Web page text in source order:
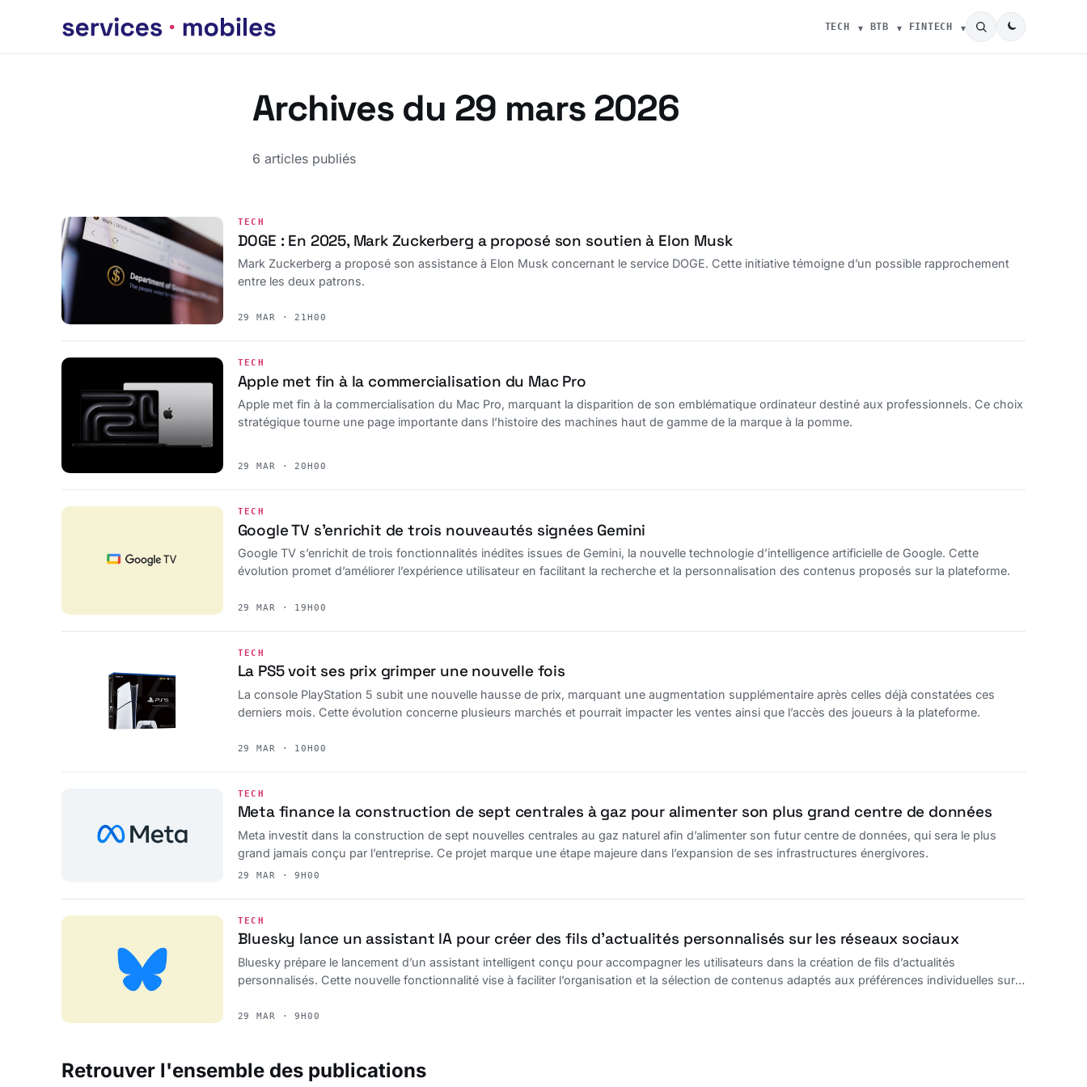
TECH BTB FINTECH
Archives du 29 mars 2026
6 articles publiés
TECH
DOGE : En 2025, Mark Zuckerberg a proposé son soutien à Elon Musk
Mark Zuckerberg a proposé son assistance à Elon Musk concernant le service DOGE. Cette initiative témoigne d’un possible rapprochement
entre les deux patrons.
29 MAR · 21H00
TECH
Apple met fin à la commercialisation du Mac Pro
Apple met fin à la commercialisation du Mac Pro, marquant la disparition de son emblématique ordinateur destiné aux professionnels. Ce choix
stratégique tourne une page importante dans l’histoire des machines haut de gamme de la marque à la pomme.
29 MAR · 20H00
TECH
Google TV s’enrichit de trois nouveautés signées Gemini
Google TV s’enrichit de trois fonctionnalités inédites issues de Gemini, la nouvelle technologie d’intelligence artificielle de Google. Cette
évolution promet d’améliorer l’expérience utilisateur en facilitant la recherche et la personnalisation des contenus proposés sur la plateforme.
29 MAR · 19H00
TECH
La PS5 voit ses prix grimper une nouvelle fois
La console PlayStation 5 subit une nouvelle hausse de prix, marquant une augmentation supplémentaire après celles déjà constatées ces
derniers mois. Cette évolution concerne plusieurs marchés et pourrait impacter les ventes ainsi que l’accès des joueurs à la plateforme.
29 MAR · 10H00
TECH
Meta finance la construction de sept centrales à gaz pour alimenter son plus grand centre de données
Meta investit dans la construction de sept nouvelles centrales au gaz naturel afin d’alimenter son futur centre de données, qui sera le plus
grand jamais conçu par l’entreprise. Ce projet marque une étape majeure dans l’expansion de ses infrastructures énergivores.
29 MAR · 9H00
TECH
Bluesky lance un assistant IA pour créer des fils d’actualités personnalisés sur les réseaux sociaux
Bluesky prépare le lancement d’un assistant intelligent conçu pour accompagner les utilisateurs dans la création de fils d’actualités
personnalisés. Cette nouvelle fonctionnalité vise à faciliter l’organisation et la sélection de contenus adaptés aux préférences individuelles sur
29 MAR · 9H00
Retrouver l'ensemble des publications